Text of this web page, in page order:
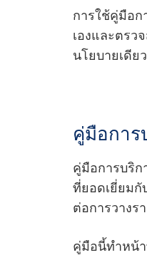
การใช้คู่มือ
เองและตร
นโยบายเดี
คู่มือการ
คู่มือการบริ
ที่ยอดเยี่ยมกั
ต่อการวางร
คู่มือนี้ทําหน้า